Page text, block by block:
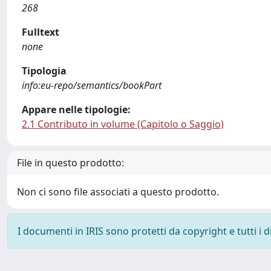
268
Fulltext
none
Tipologia
info:eu-repo/semantics/bookPart
Appare nelle tipologie:
2.1 Contributo in volume (Capitolo o Saggio)
File in questo prodotto:
Non ci sono file associati a questo prodotto.
I documenti in IRIS sono protetti da copyright e tutti i